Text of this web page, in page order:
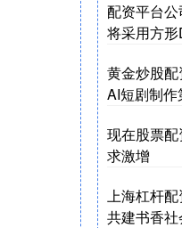
配资平台
将采用方
黄金炒股
AI短剧制
现在股票
求激增
上海杠杆
共建书香社